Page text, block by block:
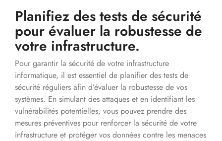
Planifiez des tests de sécurité
pour évaluer la robustesse de
votre infrastructure.
Pour garantir la sécurité de votre infrastructure
informatique, il est essentiel de planifier des tests de
sécurité réguliers afin d’évaluer la robustesse de vos
systèmes. En simulant des attaques et en identifiant les
vulnérabilités potentielles, vous pouvez prendre des
mesures préventives pour renforcer la sécurité de votre
infrastructure et protéger vos données contre les menaces